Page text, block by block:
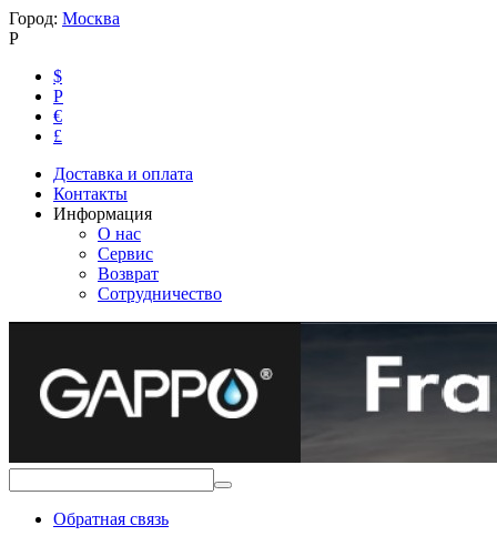
Город: Москва
Р
$
Р
€
£
Доставка и оплата
Контакты
Информация
О нас
Сервис
Возврат
Сотрудничество
Обратная связь